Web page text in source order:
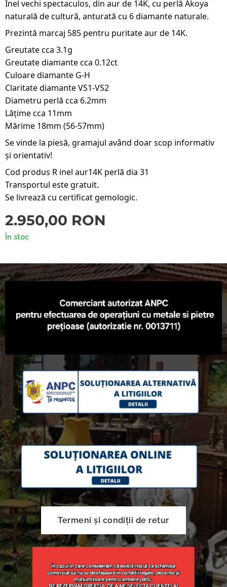
Inel vechi spectaculos, din aur de 14K, cu perlă Akoya
naturală de cultură, anturată cu 6 diamante naturale.
Prezintă marcaj 585 pentru puritate aur de 14K.
Greutate cca 3.1g
Greutate diamante cca 0.12ct
Culoare diamante G-H
Claritate diamante VS1-VS2
Diametru perlă cca 6.2mm
Lățime cca 11mm
Mărime 18mm (56-57mm)
Se vinde la piesă, gramajul având doar scop informativ
și orientativ!
Cod produs R inel aur14K perlă dia 31
Transportul este gratuit.
Se livrează cu certificat gemologic.
2.950,00 RON
În stoc
Termeni și condiții de retur